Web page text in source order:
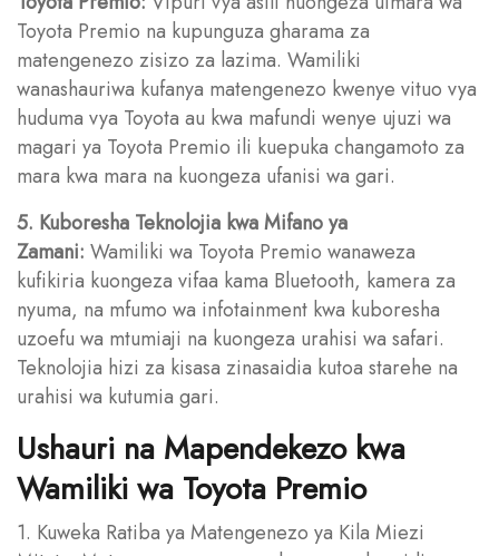
Toyota Premio na kupunguza gharama za
matengenezo zisizo za lazima. Wamiliki
wanashauriwa kufanya matengenezo kwenye vituo vya
huduma vya Toyota au kwa mafundi wenye ujuzi wa
magari ya Toyota Premio ili kuepuka changamoto za
mara kwa mara na kuongeza ufanisi wa gari.
5. Kuboresha Teknolojia kwa Mifano ya
Zamani: Wamiliki wa Toyota Premio wanaweza
kufikiria kuongeza vifaa kama Bluetooth, kamera za
nyuma, na mfumo wa infotainment kwa kuboresha
uzoefu wa mtumiaji na kuongeza urahisi wa safari.
Teknolojia hizi za kisasa zinasaidia kutoa starehe na
urahisi wa kutumia gari.
Ushauri na Mapendekezo kwa
Wamiliki wa Toyota Premio
1. Kuweka Ratiba ya Matengenezo ya Kila Miezi